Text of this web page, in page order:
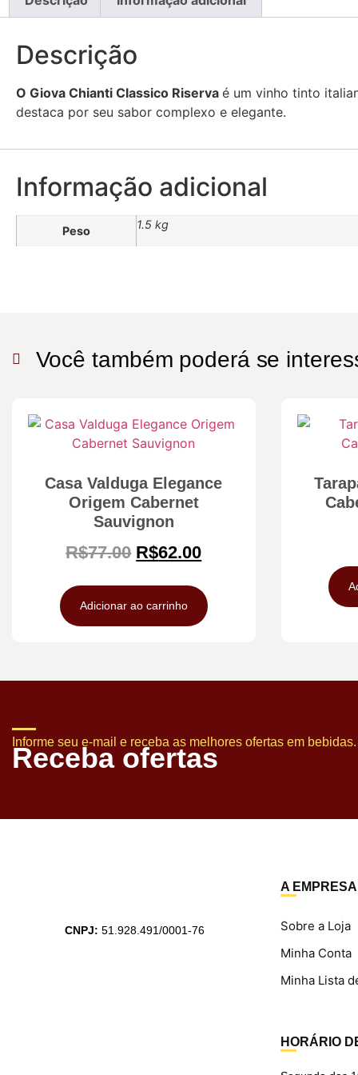
Descrição
O Giova Chianti Classico Riserva é um vinho tinto
destaca por seu sabor complexo e elegante.
Informação adicional
Peso 1.5 kg
Você também poderá se
Casa Valduga Elegance
Origem Cabernet
Sauvignon
R$77.00 R$62.00
Adicionar ao carrinho
Informe seu e-mail e receba as melhores ofertas em bebidas.
Receba ofertas
CNPJ: 51.928.491/0001-76
A EMPRESA
Sobre a Loja
Minha Conta
Minha Lista
HORÁRIO